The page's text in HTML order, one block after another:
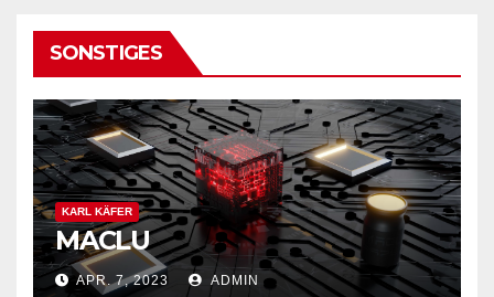
SONSTIGES
KARL KÄFER
MACLU
APR. 7, 2023 ADMIN